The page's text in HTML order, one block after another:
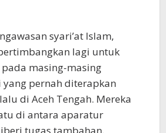
syari’at Islam,
lagi untuk
masing-masing
pernah diterapkan
di Aceh Tengah. Mereka
di antara aparatur
tugas tambahan.